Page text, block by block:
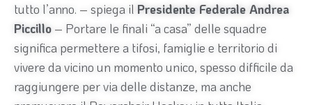
tutto l’anno. – spiega il Presidente Federale Andrea
Piccillo – Portare le finali “a casa” delle squadre
significa permettere a tifosi, famiglie e territorio di
vivere da vicino un momento unico, spesso difficile da
raggiungere per via delle distanze, ma anche